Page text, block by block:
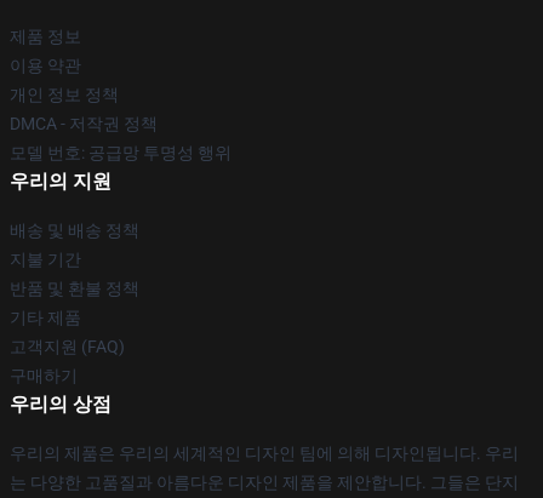
제품 정보
이용 약관
개인 정보 정책
DMCA - 저작권 정책
모델 번호: 공급망 투명성 행위
우리의 지원
배송 및 배송 정책
지불 기간
반품 및 환불 정책
기타 제품
고객지원 (FAQ)
구매하기
우리의 상점
우리의 제품은 우리의 세계적인 디자인 팀에 의해 디자인됩니다. 우리
는 다양한 고품질과 아름다운 디자인 제품을 제안합니다. 그들은 단지